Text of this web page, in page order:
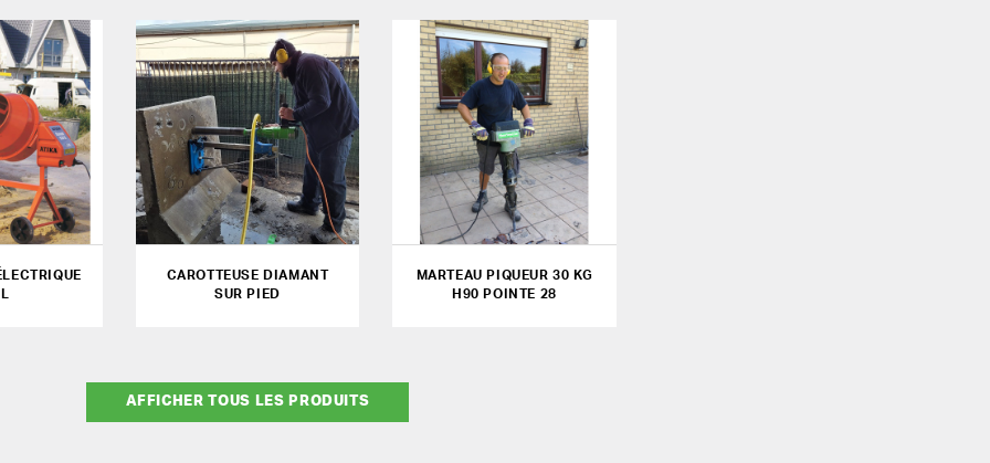
CAROTTEUSE DIAMANT
SUR PIED
MARTEAU PIQUEUR 30 KG
H90 POINTE 28
AFFICHER TOUS LES PRODUITS